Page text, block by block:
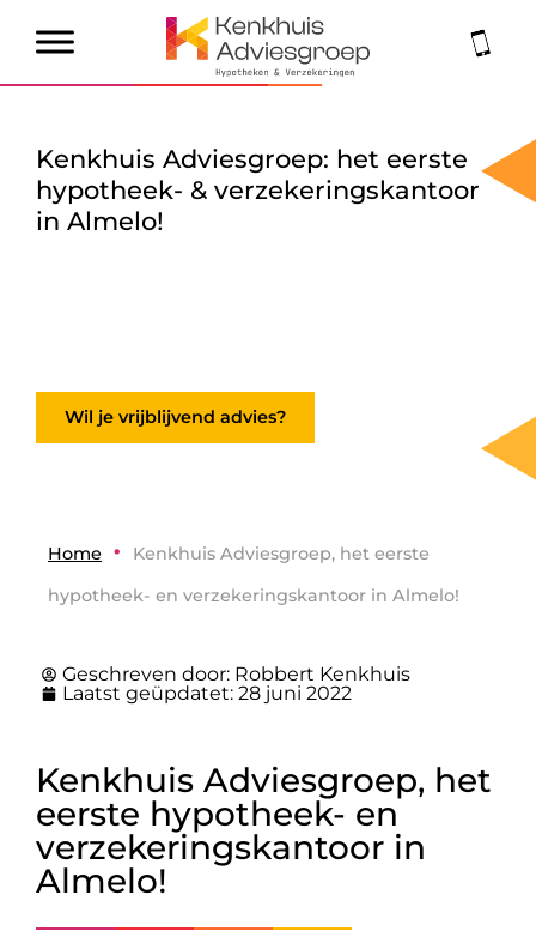
Kenkhuis Adviesgroep: het eerste
hypotheek- & verzekeringskantoor
in Almelo!
Wil je vrijblijvend advies?
Home •
Kenkhuis Adviesgroep, het eerste
hypotheek- en verzekeringskantoor in Almelo!
Geschreven door: Robbert Kenkhuis
Laatst geüpdatet: 28 juni 2022
Kenkhuis Adviesgroep, het
eerste hypotheek- en
verzekeringskantoor in
Almelo!